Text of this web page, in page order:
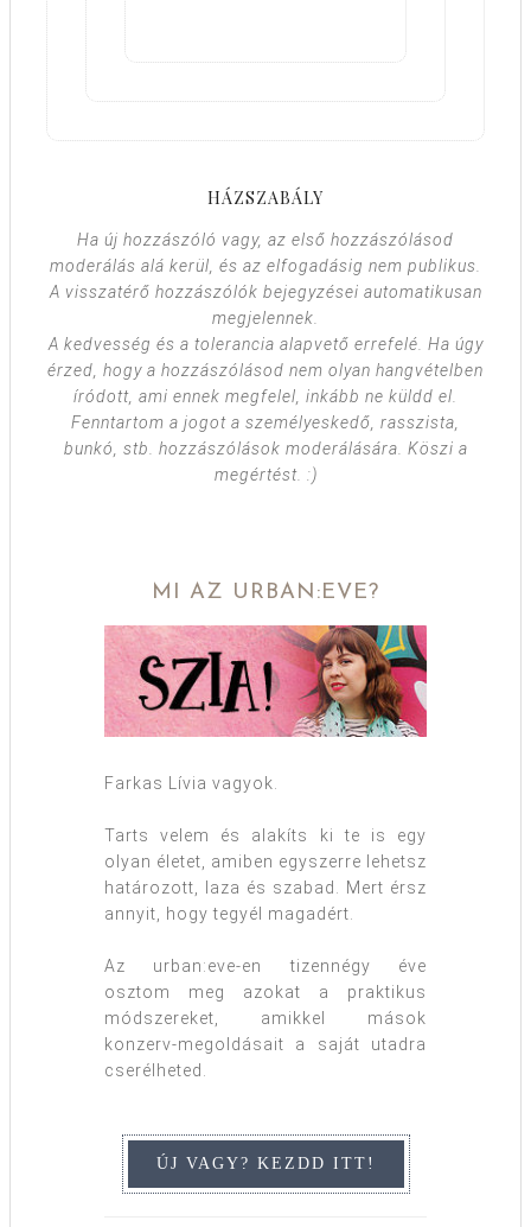
HÁZSZABÁLY
Ha új hozzászóló vagy, az első hozzászólásod
moderálás alá kerül, és az elfogadásig nem publikus.
A visszatérő hozzászólók bejegyzései automatikusan
megjelennek.
A kedvesség és a tolerancia alapvető errefelé. Ha úgy
érzed, hogy a hozzászólásod nem olyan hangvételben
íródott, ami ennek megfelel, inkább ne küldd el.
Fenntartom a jogot a személyeskedő, rasszista,
bunkó, stb. hozzászólások moderálására. Köszi a
megértést. :)
MI AZ URBAN:EVE?
Farkas Lívia vagyok.
Tarts velem és alakíts ki te is egy
olyan életet, amiben egyszerre lehetsz
határozott, laza és szabad. Mert érsz
annyit, hogy tegyél magadért.
Az urban:eve-en tizennégy éve
osztom meg azokat a praktikus
módszereket, amikkel mások
konzerv-megoldásait a saját utadra
cserélheted.